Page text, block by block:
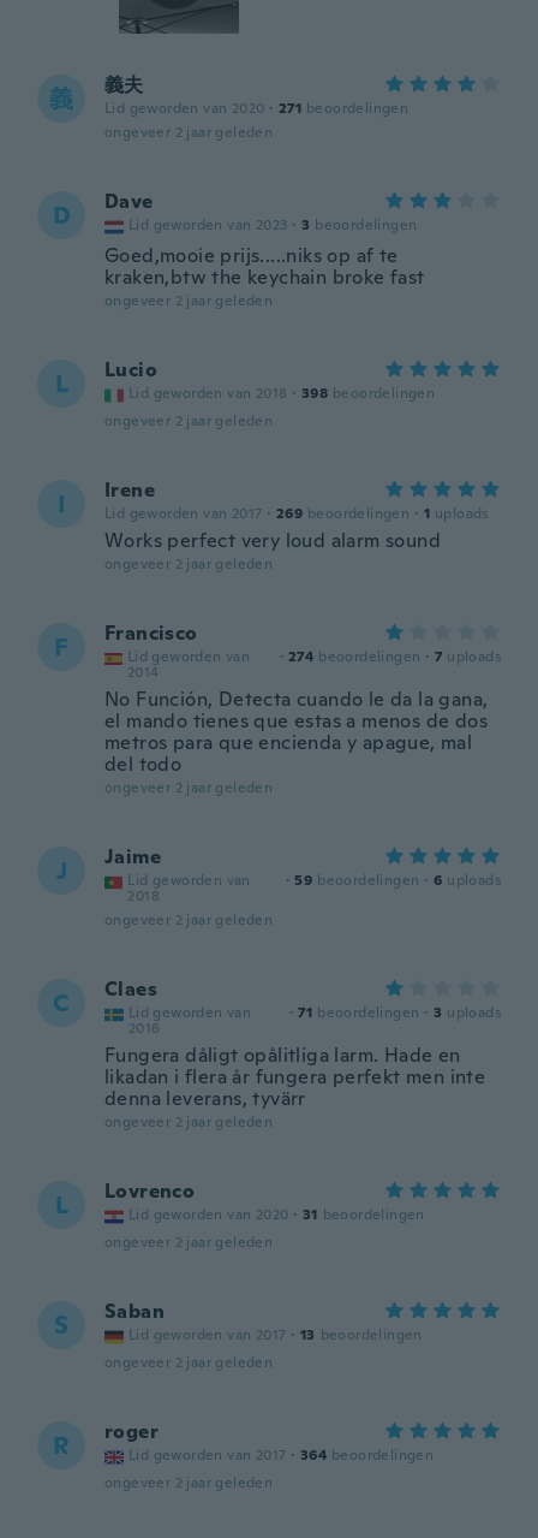
義 義夫
Lid geworden van 2020 · 271 beoordelingen
ongeveer 2 jaar geleden
D Dave
Lid geworden van 2023 · 3 beoordelingen
Goed,mooie prijs.....niks op af te
kraken,btw the keychain broke fast
ongeveer 2 jaar geleden
L Lucio
Lid geworden van 2018 · 398 beoordelingen
ongeveer 2 jaar geleden
I Irene
Lid geworden van 2017 · 269 beoordelingen · 1 uploads
Works perfect very loud alarm sound
ongeveer 2 jaar geleden
F Francisco
Lid geworden van
2014
· 274 beoordelingen · 7 uploads
No Función, Detecta cuando le da la gana,
el mando tienes que estas a menos de dos
metros para que encienda y apague, mal
del todo
ongeveer 2 jaar geleden
J Jaime
Lid geworden van
2018
· 59 beoordelingen · 6 uploads
ongeveer 2 jaar geleden
C Claes
Lid geworden van
2016
· 71 beoordelingen · 3 uploads
Fungera dåligt opålitliga larm. Hade en
likadan i flera år fungera perfekt men inte
denna leverans, tyvärr
ongeveer 2 jaar geleden
L Lovrenco
Lid geworden van 2020 · 31 beoordelingen
ongeveer 2 jaar geleden
S Saban
Lid geworden van 2017 · 13 beoordelingen
ongeveer 2 jaar geleden
R roger
Lid geworden van 2017 · 364 beoordelingen
ongeveer 2 jaar geleden